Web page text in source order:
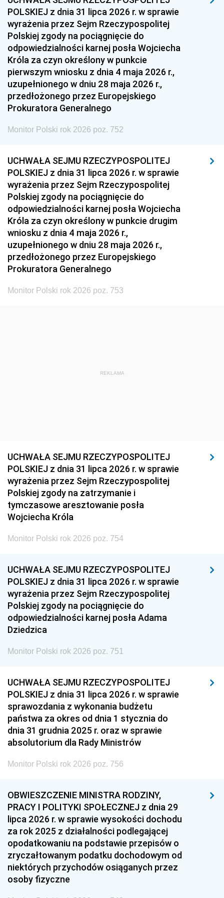
1954 1953 1952
1951 1950
1948 1947 1946
1939 1938 1937
1936 1930
POLSKIEJ z dnia 31 lipca 2026 r. w sprawie
wyrażenia przez Sejm Rzeczypospolitej
Polskiej zgody na pociągnięcie do
odpowiedzialności karnej posła Wojciecha
Króla za czyn określony w punkcie
pierwszym wniosku z dnia 4 maja 2026 r.,
uzupełnionego w dniu 28 maja 2026 r.,
przedłożonego przez Europejskiego
Prokuratora Generalnego
Monitor Polski rok 2026 poz. 752
UCHWAŁA SEJMU RZECZYPOSPOLITEJ
POLSKIEJ z dnia 31 lipca 2026 r. w sprawie
wyrażenia przez Sejm Rzeczypospolitej
Polskiej zgody na pociągnięcie do
odpowiedzialności karnej posła Wojciecha
Króla za czyn określony w punkcie drugim
wniosku z dnia 4 maja 2026 r.,
uzupełnionego w dniu 28 maja 2026 r.,
przedłożonego przez Europejskiego
Prokuratora Generalnego
Monitor Polski rok 2026 poz. 753
REKLAMA
UCHWAŁA SEJMU RZECZYPOSPOLITEJ
POLSKIEJ z dnia 31 lipca 2026 r. w sprawie
wyrażenia przez Sejm Rzeczypospolitej
Polskiej zgody na zatrzymanie i
tymczasowe aresztowanie posła
Wojciecha Króla
Monitor Polski rok 2026 poz. 754
UCHWAŁA SEJMU RZECZYPOSPOLITEJ
POLSKIEJ z dnia 31 lipca 2026 r. w sprawie
wyrażenia przez Sejm Rzeczypospolitej
Polskiej zgody na pociągnięcie do
odpowiedzialności karnej posła Adama
Dziedzica
Monitor Polski rok 2026 poz. 751
UCHWAŁA SEJMU RZECZYPOSPOLITEJ
POLSKIEJ z dnia 31 lipca 2026 r. w sprawie
sprawozdania z wykonania budżetu
państwa za okres od dnia 1 stycznia do
dnia 31 grudnia 2025 r. oraz w sprawie
absolutorium dla Rady Ministrów
Monitor Polski rok 2026 poz. 756
OBWIESZCZENIE MINISTRA RODZINY,
PRACY I POLITYKI SPOŁECZNEJ z dnia 29
lipca 2026 r. w sprawie wysokości dochodu
za rok 2025 z działalności podlegającej
opodatkowaniu na podstawie przepisów o
zryczałtowanym podatku dochodowym od
niektórych przychodów osiąganych przez
osoby fizyczne